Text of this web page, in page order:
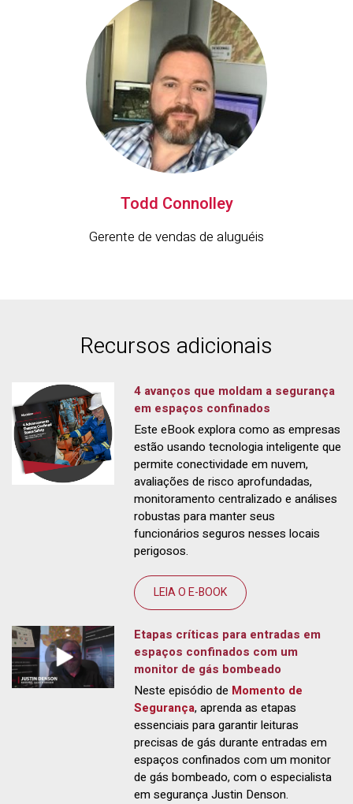
Todd Connolley
Gerente de vendas de aluguéis
Recursos adicionais
4 avanços que moldam a segurança
em espaços confinados
Este eBook explora como as empresas
estão usando tecnologia inteligente que
permite conectividade em nuvem,
avaliações de risco aprofundadas,
monitoramento centralizado e análises
robustas para manter seus
funcionários seguros nesses locais
perigosos.
LEIA O E-BOOK
Etapas críticas para entradas em
espaços confinados com um
monitor de gás bombeado
Neste episódio de Momento de
Segurança, aprenda as etapas
essenciais para garantir leituras
precisas de gás durante entradas em
espaços confinados com um monitor
de gás bombeado, com o especialista
em segurança Justin Denson.